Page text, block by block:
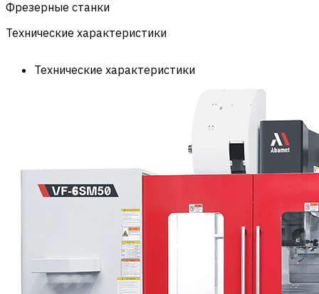
Фрезерные станки
Технические характеристики
Технические характеристики